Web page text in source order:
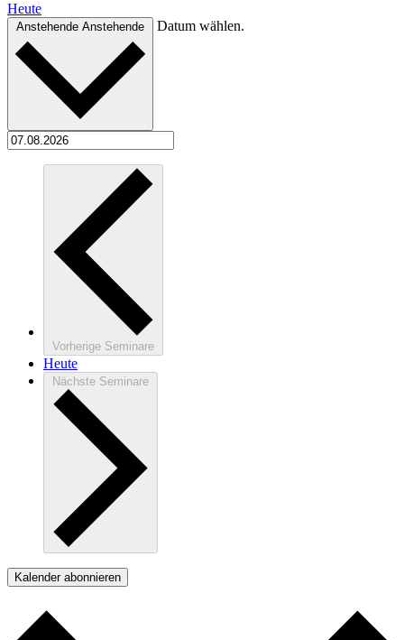
Heute
Anstehende Anstehende Datum wählen.
Vorherige Seminare
Heute
Nächste Seminare
Kalender abonnieren